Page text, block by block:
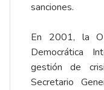
sanciones.
En 2001, la
Democrática
gestión de
Secretario